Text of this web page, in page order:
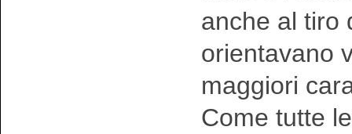
anche al tiro
orientavano
maggiori
Come tutte